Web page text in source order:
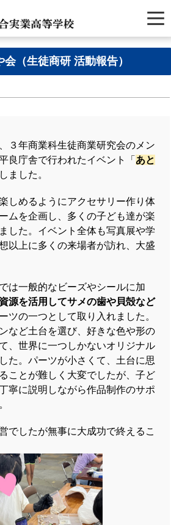
会（生徒商研 活動報告）
３年商業科生徒商業研究会のメン
良庁舎で行われたイベント「 あと
ました。
しめるようにアクセサリー作り体
ムを企画し、多くの子ども達が楽
した。イベント全体も写真展や学
以上に多くの来場者が訪れ、大盛
は一般的なビーズやシールに加
源を活用してサメの歯や貝殻など
ツの一つとして取り入れました。
など土台を選び、好きな色や形の
、世界に一つしかないオリジナル
た。パーツが小さくて、土台に思
ことが難しく大変でしたが、子ど
寧に説明しながら作品制作のサポ
でしたが無事に大成功で終えるこ